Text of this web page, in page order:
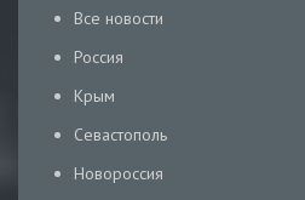
Все новости
Россия
Крым
Севастополь
Новороссия